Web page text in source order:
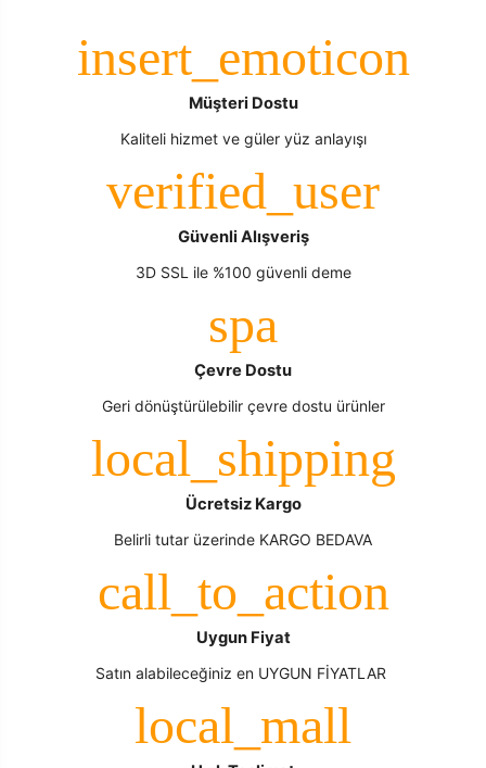
Müşteri Dostu
Kaliteli hizmet ve güler yüz anlayışı
Güvenli Alışveriş
3D SSL ile %100 güvenli deme
Çevre Dostu
Geri dönüştürülebilir çevre dostu ürünler
Ücretsiz Kargo
Belirli tutar üzerinde KARGO BEDAVA
Uygun Fiyat
Satın alabileceğiniz en UYGUN FİYATLAR